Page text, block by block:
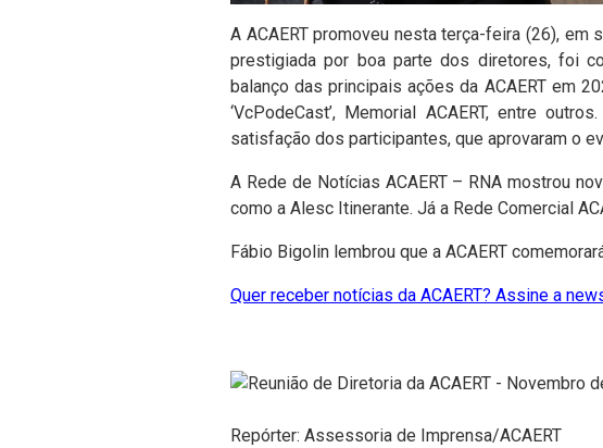
A ACAERT promoveu nesta terça-feira (26), em
prestigiada por boa parte dos diretores, foi
balanço das principais ações da ACAERT em
‘VcPodeCast’, Memorial ACAERT, entre
satisfação dos participantes, que aprovaram o
A Rede de Notícias ACAERT – RNA mostrou
como a Alesc Itinerante. Já a Rede Comercial
Fábio Bigolin lembrou que a ACAERT
Quer receber notícias da ACAERT? Assine a
Repórter: Assessoria de Imprensa/ACAERT